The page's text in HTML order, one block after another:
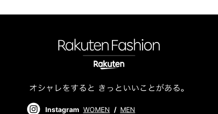
Instagram WOMEN / MEN